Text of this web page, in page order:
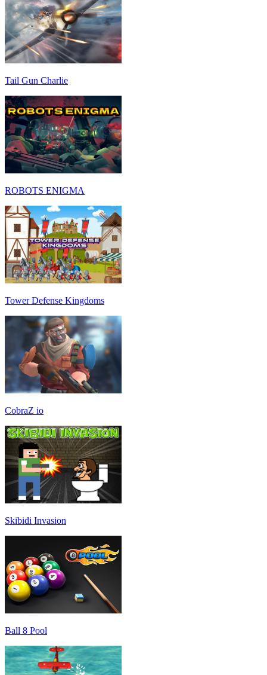
Tail Gun Charlie
ROBOTS ENIGMA
Tower Defense Kingdoms
CobraZ io
Skibidi Invasion
Ball 8 Pool